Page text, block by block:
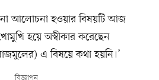
আলোচনা হওয়ার বিষয়টি আজ
হয়ে অস্বীকার করেছেন
এ বিষয়ে কথা হয়নি।’